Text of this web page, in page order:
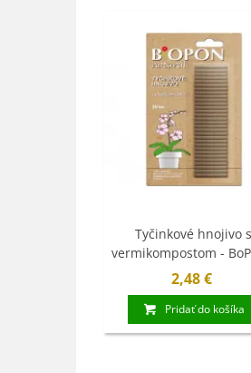
Tyčinkové hnojivo s
vermikompostom -
30 ks
2,48 €
Pridať do košíka